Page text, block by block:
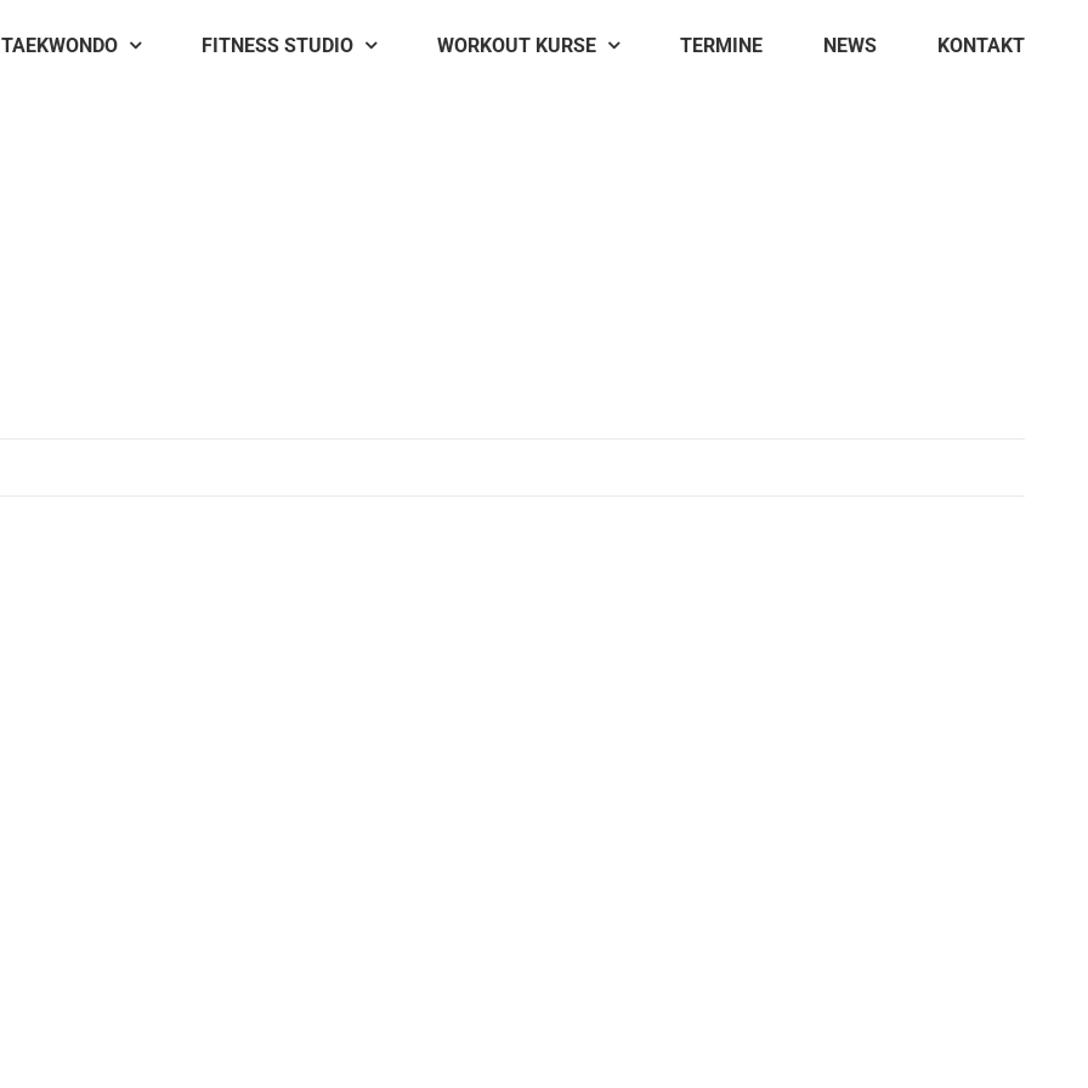
TAEKWONDO FITNESS STUDIO WORKOUT KURSE TERMINE NEWS KONTAKT